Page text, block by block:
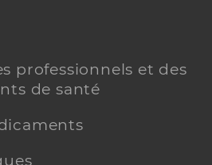
professionnels et des
de santé